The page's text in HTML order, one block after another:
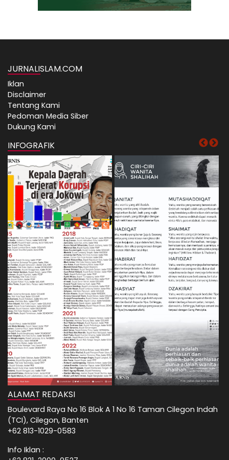
JURNALISLAM.COM
Iklan
Disclaimer
Tentang Kami
Pedoman Media Siber
Dukung Kami
INFOGRAFIK
ALAMAT REDAKSI
Boulevard Raya No 16 Blok A 1 No 16 Taman Cilegon Indah
(TCI), Cilegon, Banten
+62 813-1029-0583
Info Iklan :